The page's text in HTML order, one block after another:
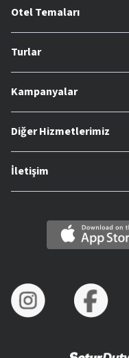
Otel Temaları
Turlar
Kampanyalar
Diğer Hizmetlerimiz
İletişim